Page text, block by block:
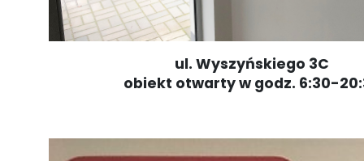
ul. Wyszyńskiego 3C
obiekt otwarty w godz. 6:30-